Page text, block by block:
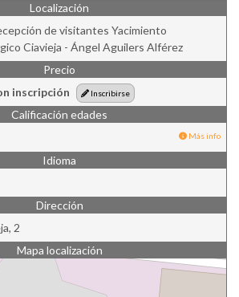
Localización
de visitantes Yacimiento
Ciavieja - Ángel Aguilers Alférez
Precio
inscripción
Inscribirse
Calificación edades
Más info
Idioma
Dirección
2
Mapa localización